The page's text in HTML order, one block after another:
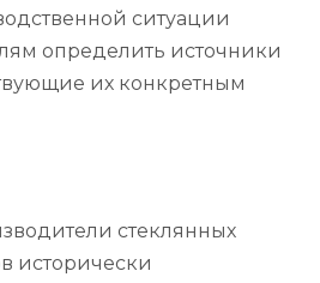
ситуации
определить источники
их конкретным
стеклянных
исторически